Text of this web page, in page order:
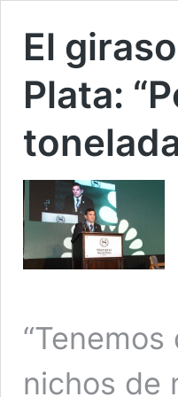
El
Plata:
nichos de